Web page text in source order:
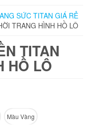
SỨC TITAN GIÁ RẺ
TRANG HÌNH HỒ LÔ
TITAN
HỒ LÔ
Màu Vàng